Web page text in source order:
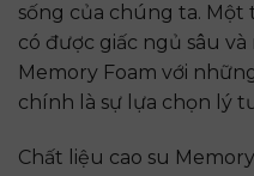
sống của chúng ta.
có được giấc ngủ sâu
Memory Foam với
chính là sự lựa chọn lý
Chất liệu cao su